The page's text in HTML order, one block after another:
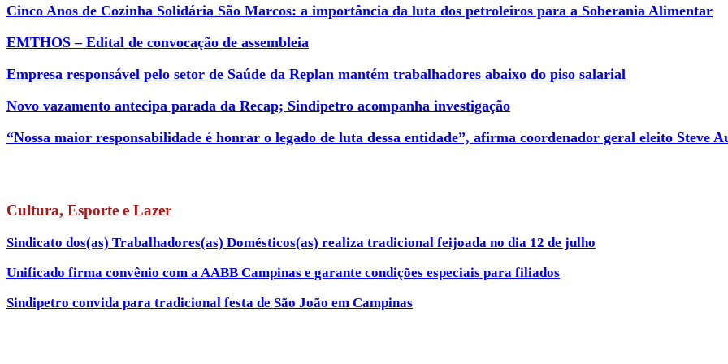
Cinco Anos de Cozinha Solidária São Marcos: a importância da luta dos petroleiros para a Soberania Alimentar
EMTHOS – Edital de convocação de assembleia
Empresa responsável pelo setor de Saúde da Replan mantém trabalhadores abaixo do piso salarial
Novo vazamento antecipa parada da Recap; Sindipetro acompanha investigação
“Nossa maior responsabilidade é honrar o legado de luta dessa entidade”, afirma coordenador geral eleito Steve
Cultura, Esporte e Lazer
Sindicato dos(as) Trabalhadores(as) Domésticos(as) realiza tradicional feijoada no dia 12 de julho
Unificado firma convênio com a AABB Campinas e garante condições especiais para filiados
Sindipetro convida para tradicional festa de São João em Campinas